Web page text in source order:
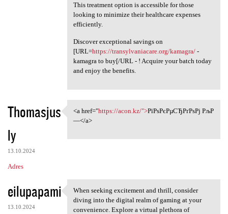
This treatment option is accessible for those
looking to minimize their healthcare expenses
efficiently.
Discover exceptional savings on
[URL=https://transylvaniacare.org/kamagra/-
kamagra to buy[/URL - ! Acquire your batch today
and enjoy the benefits.
Thomasjus
ly
13.10.2024
Adres
<a href="https://acon.kz/"
<a href="https://acon.kz/">РїРѕРєРµСЂРґРѕРј РљР
—</a>
eilupapami
13.10.2024
When seeking excitement and
When seeking excitement and thrill, consider
diving into the digital realm of gaming at your
convenience. Explore a virtual plethora of